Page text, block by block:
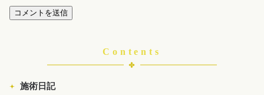
Contents
施術日記